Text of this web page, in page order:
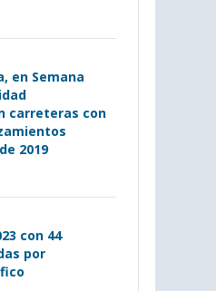
en Semana
carreteras con
2019
con 44
por